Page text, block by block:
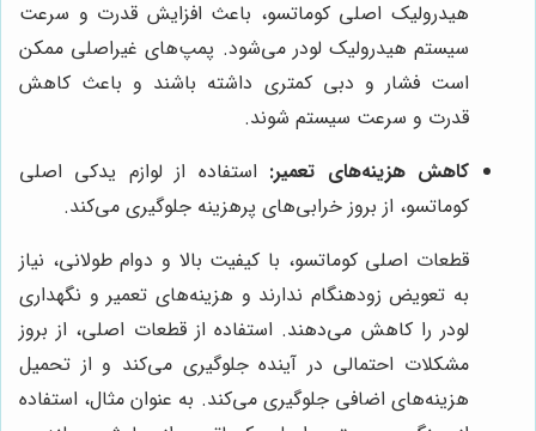
هیدرولیک اصلی کوماتسو، باعث افزایش قدرت و سرعت
سیستم هیدرولیک لودر می‌شود. پمپ‌های غیراصلی ممکن
است فشار و دبی کمتری داشته باشند و باعث کاهش
قدرت و سرعت سیستم شوند.
کاهش هزینه‌های تعمیر: استفاده از لوازم یدکی اصلی
کوماتسو، از بروز خرابی‌های پرهزینه جلوگیری می‌کند.
قطعات اصلی کوماتسو، با کیفیت بالا و دوام طولانی، نیاز
به تعویض زودهنگام ندارند و هزینه‌های تعمیر و نگهداری
لودر را کاهش می‌دهند. استفاده از قطعات اصلی، از بروز
مشکلات احتمالی در آینده جلوگیری می‌کند و از تحمیل
هزینه‌های اضافی جلوگیری می‌کند. به عنوان مثال، استفاده